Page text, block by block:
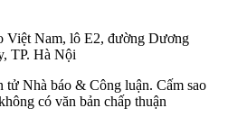
Việt Nam, lô E2, đường Dương
TP. Hà Nội
tử Nhà báo & Công luận. Cấm sao
có văn bản chấp thuận